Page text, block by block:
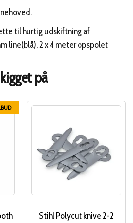
til hurtig udskiftning af
line(blå), 2 x 4 meter opspolet
på
Stihl Polycut knive 2-2